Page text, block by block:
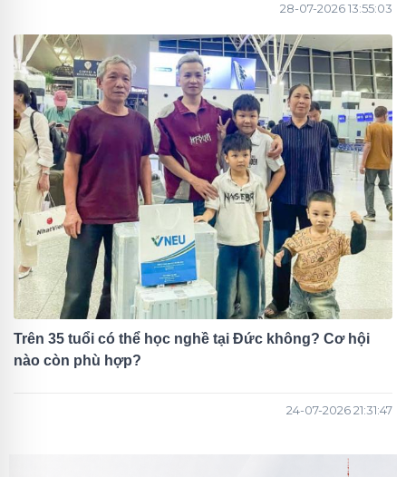
28-07-2026 13:55:03
Trên 35 tuổi có thể học nghề tại Đức không? Cơ hội
nào còn phù hợp?
24-07-2026 21:31:47